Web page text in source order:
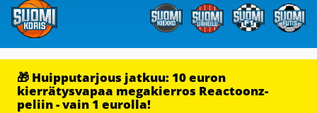
🎁 Huipputarjous jatkuu: 10 euron
kierrätysvapaa megakierros Reactoonz-
peliin - vain 1 eurolla!